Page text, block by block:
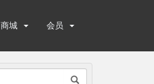
商城 会员